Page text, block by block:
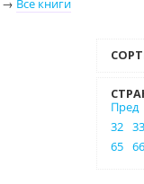
→ Все книги
Пред
32
33
65
66